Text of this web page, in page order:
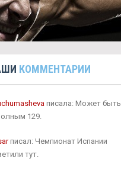
КОММЕНТАРИИ
писала: Может быть
129.
писал: Чемпионат Испании
тут.